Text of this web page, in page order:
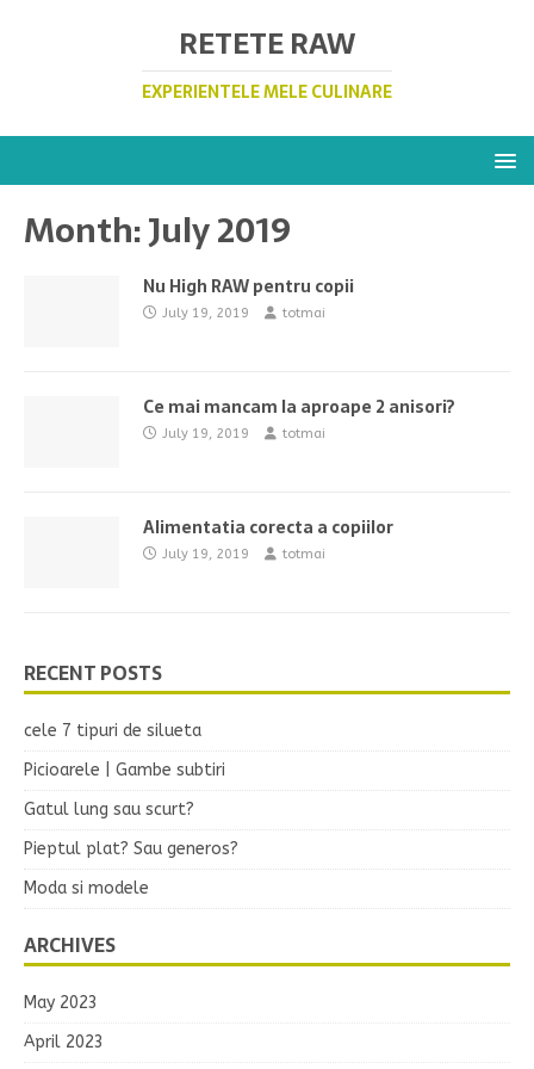
RETETE RAW
EXPERIENTELE MELE CULINARE
Month:July 2019
Nu High RAW pentru copii
July 19, 2019 totmai
Ce mai mancam la aproape 2 anisori?
July 19, 2019 totmai
Alimentatia corecta a copiilor
July 19, 2019 totmai
RECENT POSTS
cele 7 tipuri de silueta
Picioarele | Gambe subtiri
Gatul lung sau scurt?
Pieptul plat? Sau generos?
Moda si modele
ARCHIVES
May 2023
April 2023